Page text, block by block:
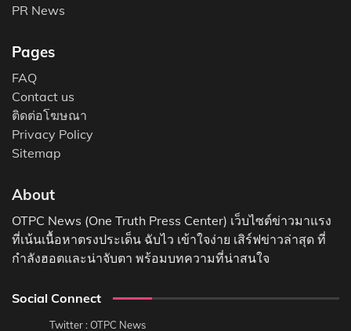
PR News
Pages
FAQ
Contact us
ติดต่อโฆษณา
Privacy Policy
Sitemap
About
OTPC News (One Truth Press Center) เว็บไซต์ข่าวมาแรง
ที่เน้นเนื้อหาตรงประเด็น ฉับไว เข้าใจง่าย เสิร์ฟข่าวล่าสุด ที่
กำลังฮอตและน่าจับตา พร้อมบทความที่น่าสนใจ
Social Connect
Twitter : OTPC News